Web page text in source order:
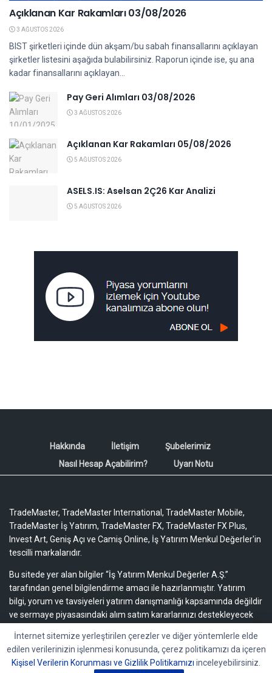
Açıklanan Kar Rakamları 03/08/2026
3 AĞUSTOS 2026
BIST şirketleri içinde dün akşam/bu sabah finansallarını açıklayan
şirketler listesini aşağıda bulabilirsiniz. Raporun içinde ise, şu ana
kadar finansallarını açıklayan...
Pay Geri Alımları 03/08/2026
3 AĞUSTOS 2026
Açıklanan Kar Rakamları 05/08/2026
5 AĞUSTOS 2026
ASELS.IS: Aselsan 2Ç26 Kar Analizi
5 AĞUSTOS 2026
Hakkında İletişim
Şubelerimiz
Nasıl Hesap Açabilirim?
Uyarı Notu
TradeMaster, TradeMaster International, TradeMaster Mobile,
TradeMaster İş Yatırım, TradeMaster FX, TradeMaster FX Plus,
Invest Art, Geniş Açı ve Camiş Online, İş Yatırım Menkul Değerler'in
tescilli markalarıdır.
Bu sitede yer alan bilgiler “İş Yatırım Menkul Değerler A.Ş.”
tarafından genel bilgilendirme amacı ile hazırlanmıştır. Yatırım
bilgi, yorum ve tavsiyeleri yatırım danışmanlığı kapsamında değildir
ve sermaye piyasasındaki alım satım kararlarınızı destekleyecek
Bu içeriğe ilişkin tüm telif hakları İş Yatırım Menkul Değerler A.Ş.’ye
aittir. Bu içerik, açık iznimiz olmaksızın başkaları tarafından
İnternet sitemize yerleştirilen çerezler ve diğer yöntemlerle elde
edilen verilerinizin işlenmesi konusunda, çerez politikamızı da içeren
Kişisel Verilerin Korunması ve Gizlilik Politikamızı inceleyebilirsiniz.